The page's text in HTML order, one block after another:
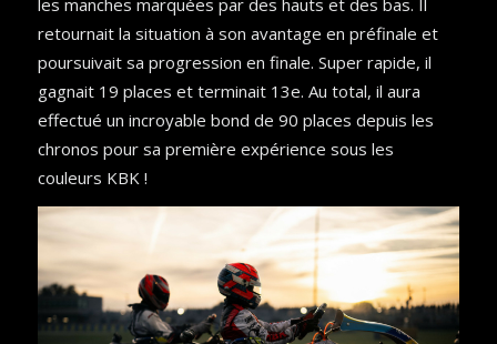
les manches marquées par des hauts et des bas. Il
retournait la situation à son avantage en préfinale et
poursuivait sa progression en finale. Super rapide, il
gagnait 19 places et terminait 13e. Au total, il aura
effectué un incroyable bond de 90 places depuis les
chronos pour sa première expérience sous les
couleurs KBK !